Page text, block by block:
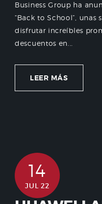
Business Group ha
“Back to School”,
disfrutar increíbles
descuentos en...
LEER MÁS
14
JUL 22